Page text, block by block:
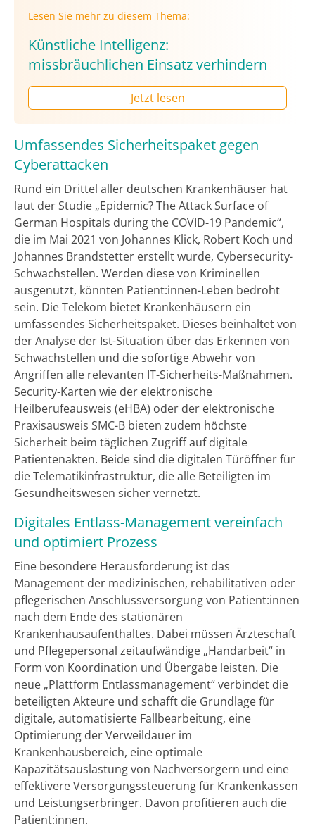
Lesen Sie mehr zu diesem Thema:
Künstliche Intelligenz:
missbräuchlichen Einsatz verhindern
Jetzt lesen
Umfassendes Sicherheitspaket gegen
Cyberattacken
Rund ein Drittel aller deutschen Krankenhäuser hat
laut der Studie „Epidemic? The Attack Surface of
German Hospitals during the COVID-19 Pandemic“,
die im Mai 2021 von Johannes Klick, Robert Koch und
Johannes Brandstetter erstellt wurde, Cybersecurity-
Schwachstellen. Werden diese von Kriminellen
ausgenutzt, könnten Patient:innen-Leben bedroht
sein. Die Telekom bietet Krankenhäusern ein
umfassendes Sicherheitspaket. Dieses beinhaltet von
der Analyse der Ist-Situation über das Erkennen von
Schwachstellen und die sofortige Abwehr von
Angriffen alle relevanten IT-Sicherheits-Maßnahmen.
Security-Karten wie der elektronische
Heilberufeausweis (eHBA) oder der elektronische
Praxisausweis SMC-B bieten zudem höchste
Sicherheit beim täglichen Zugriff auf digitale
Patientenakten. Beide sind die digitalen Türöffner für
die Telematikinfrastruktur, die alle Beteiligten im
Gesundheitswesen sicher vernetzt.
Digitales Entlass-Management vereinfach
und optimiert Prozess
Eine besondere Herausforderung ist das
Management der medizinischen, rehabilitativen oder
pflegerischen Anschlussversorgung von Patient:innen
nach dem Ende des stationären
Krankenhausaufenthaltes. Dabei müssen Ärzteschaft
und Pflegepersonal zeitaufwändige „Handarbeit“ in
Form von Koordination und Übergabe leisten. Die
neue „Plattform Entlassmanagement“ verbindet die
beteiligten Akteure und schafft die Grundlage für
digitale, automatisierte Fallbearbeitung, eine
Optimierung der Verweildauer im
Krankenhausbereich, eine optimale
Kapazitätsauslastung von Nachversorgern und eine
effektivere Versorgungssteuerung für Krankenkassen
und Leistungserbringer. Davon profitieren auch die
Patient:innen.